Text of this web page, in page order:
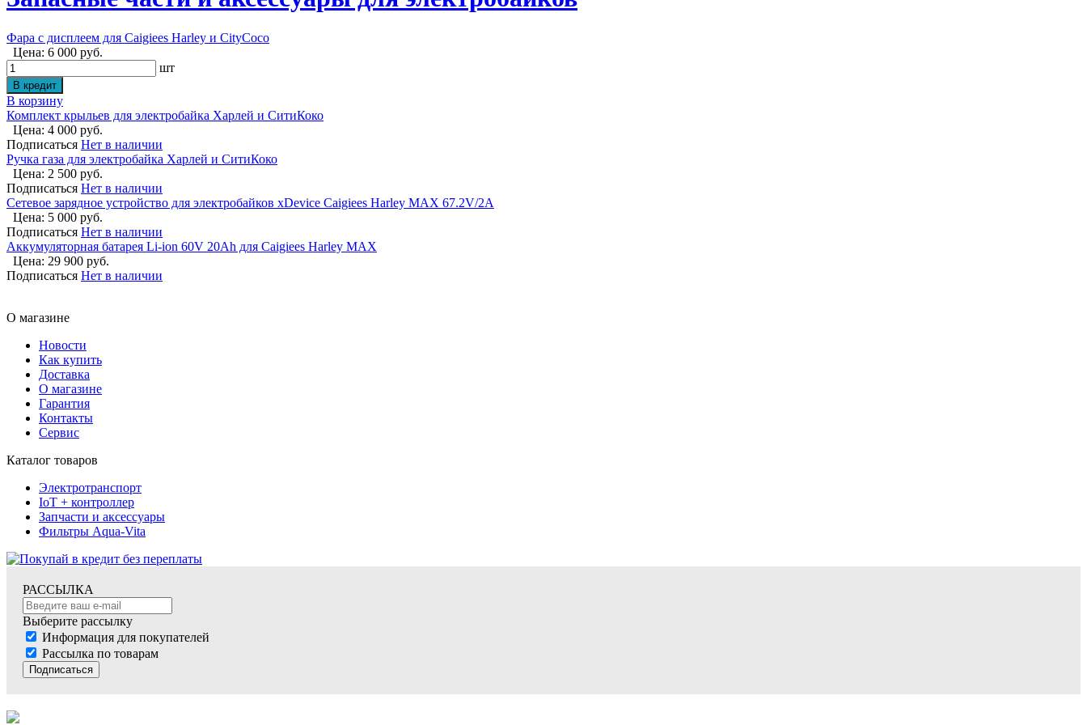
Фара с дисплеем для Caigiees Harley и CityCoco
Цена: 6 000 руб.
шт
В корзину
Комплект крыльев для электробайка Харлей и СитиКоко
Цена: 4 000 руб.
Подписаться Нет в наличии
Ручка газа для электробайка Харлей и СитиКоко
Цена: 2 500 руб.
Подписаться Нет в наличии
Сетевое зарядное устройство для электробайков xDevice Caigiees Harley MAX 67.2V/2A
Цена: 5 000 руб.
Подписаться Нет в наличии
Аккумуляторная батарея Li-ion 60V 20Ah для Caigiees Harley MAX
Цена: 29 900 руб.
Подписаться Нет в наличии
О магазине
Новости
Как купить
Доставка
О магазине
Гарантия
Контакты
Сервис
Каталог товаров
Электротранспорт
IoT + контроллер
Запчасти и аксессуары
Фильтры Aqua-Vita
РАССЫЛКА
Выберите рассылку
Информация для покупателей
Рассылка по товарам
Подписаться